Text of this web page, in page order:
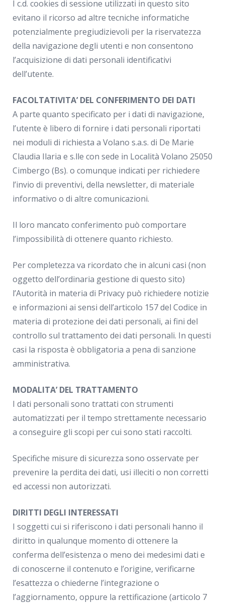
I c.d. cookies di sessione utilizzati in questo sito
evitano il ricorso ad altre tecniche informatiche
potenzialmente pregiudizievoli per la riservatezza
della navigazione degli utenti e non consentono
l’acquisizione di dati personali identificativi
dell’utente.
FACOLTATIVITA’ DEL CONFERIMENTO DEI DATI
A parte quanto specificato per i dati di navigazione,
l’utente è libero di fornire i dati personali riportati
nei moduli di richiesta a Volano s.a.s. di De Marie
Claudia Ilaria e s.lle con sede in Località Volano 25050
Cimbergo (Bs). o comunque indicati per richiedere
l’invio di preventivi, della newsletter, di materiale
informativo o di altre comunicazioni.
Il loro mancato conferimento può comportare
l’impossibilità di ottenere quanto richiesto.
Per completezza va ricordato che in alcuni casi (non
oggetto dell’ordinaria gestione di questo sito)
l’Autorità in materia di Privacy può richiedere notizie
e informazioni ai sensi dell’articolo 157 del Codice in
materia di protezione dei dati personali, ai fini del
controllo sul trattamento dei dati personali. In questi
casi la risposta è obbligatoria a pena di sanzione
amministrativa.
MODALITA’ DEL TRATTAMENTO
I dati personali sono trattati con strumenti
automatizzati per il tempo strettamente necessario
a conseguire gli scopi per cui sono stati raccolti.
Specifiche misure di sicurezza sono osservate per
prevenire la perdita dei dati, usi illeciti o non corretti
ed accessi non autorizzati.
DIRITTI DEGLI INTERESSATI
I soggetti cui si riferiscono i dati personali hanno il
diritto in qualunque momento di ottenere la
conferma dell’esistenza o meno dei medesimi dati e
di conoscerne il contenuto e l’origine, verificarne
l’esattezza o chiederne l’integrazione o
l’aggiornamento, oppure la rettificazione (articolo 7